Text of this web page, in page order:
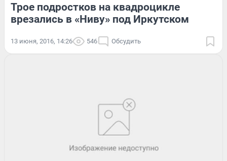
Трое подростков на квадроцикле
врезались в «Ниву» под Иркутском
13 июня, 2016, 14:26 546 Обсудить